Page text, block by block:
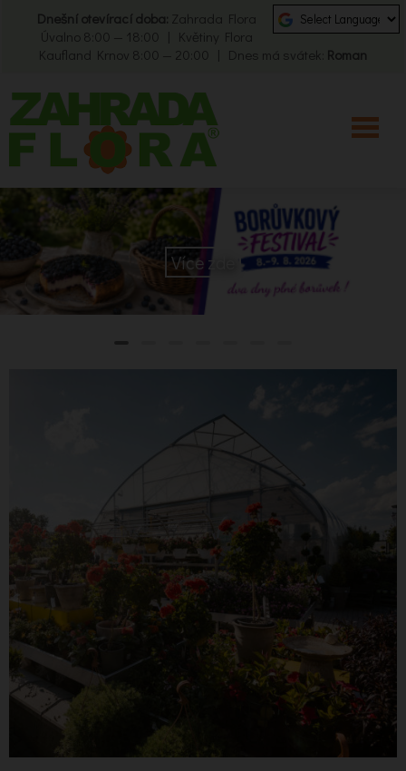
Dnešní otevírací doba: Zahrada Flora
Úvalno 8:00 — 18:00 | Květiny Flora
Kaufland Krnov 8:00 — 20:00 | Dnes má svátek: Roman
Více zde